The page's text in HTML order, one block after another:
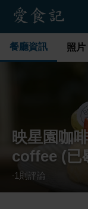
餐廳資訊 照片
映星園咖
coffee (已
·1 則評論